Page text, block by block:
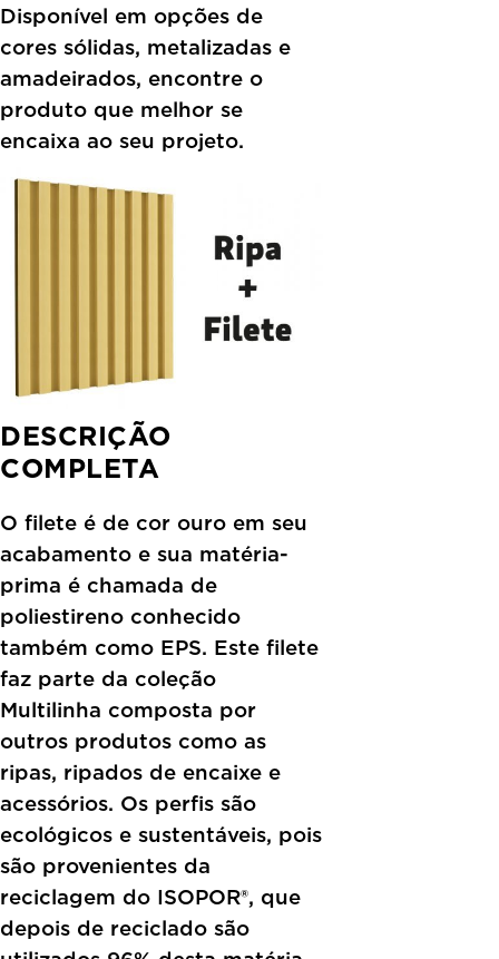
Disponível em opções de
cores sólidas, metalizadas e
amadeirados, encontre o
produto que melhor se
encaixa ao seu projeto.
DESCRIÇÃO
COMPLETA
O filete é de cor ouro em seu
acabamento e sua matéria-
prima é chamada de
poliestireno conhecido
também como EPS. Este filete
faz parte da coleção
Multilinha composta por
outros produtos como as
ripas, ripados de encaixe e
acessórios. Os perfis são
ecológicos e sustentáveis, pois
são provenientes da
reciclagem do ISOPOR®, que
depois de reciclado são